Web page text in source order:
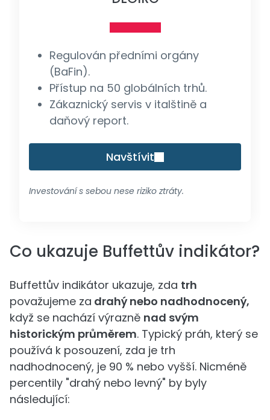
Regulován předními orgány
(BaFin).
Přístup na 50 globálních trhů.
Zákaznický servis v italštině a
daňový report.
Navštívit
Investování s sebou nese riziko ztráty.
Co ukazuje Buffettův indikátor?
Buffettův indikátor ukazuje, zda trh
považujeme za drahý nebo nadhodnocený,
když se nachází výrazně nad svým
historickým průměrem. Typický práh, který se
používá k posouzení, zda je trh
nadhodnocený, je 90 % nebo vyšší. Nicméně
percentily "drahý nebo levný" by byly
následující: